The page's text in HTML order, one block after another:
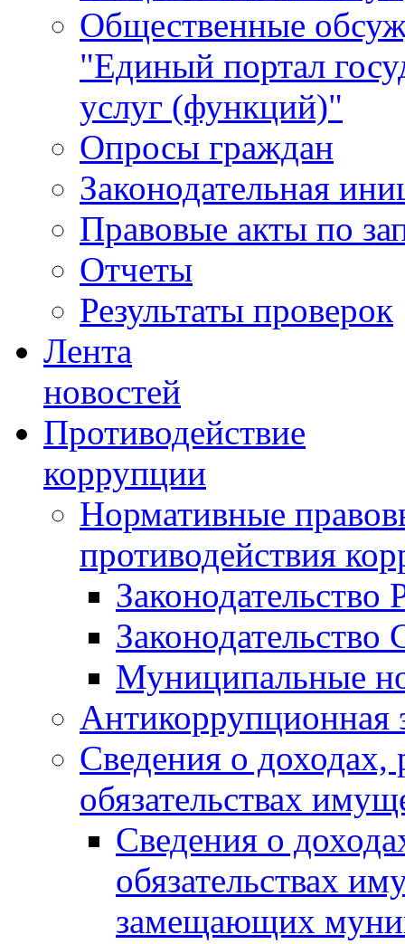
Общественные
"Единый портал
услуг (функций)"
Опросы граждан
Законодательная
Правовые акты по
Отчеты
Результаты проверок
Лента
новостей
Противодействие
коррупции
Нормативные
противодействия
Законодательство
Муниципальные
Антикоррупционная
Сведения о доходах,
обязательствах
Сведения о
обязательствах
замещающих